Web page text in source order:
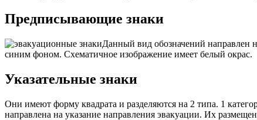
Предписывающие знаки
Данный вид обозначений направлен
синим фоном. Схематичное изображение имеет белый окрас.
Указательные знаки
Они имеют форму квадрата и разделяются на 2 типа. 1
направлена на указание направления эвакуации. Их